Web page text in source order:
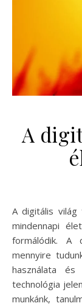
A
A digitális világ folyamatosan változik, és ezzel együtt a
mindennapi
formálódik. A
mennyire
használata
technológia
munkánk,